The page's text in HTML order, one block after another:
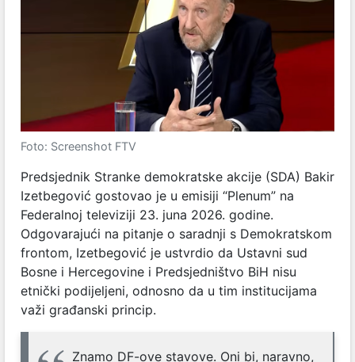
Foto: Screenshot FTV
Predsjednik Stranke demokratske akcije (SDA) Bakir
Izetbegović gostovao je u emisiji “Plenum” na
Federalnoj televiziji 23. juna 2026. godine.
Odgovarajući na pitanje o saradnji s Demokratskom
frontom, Izetbegović je ustvrdio da Ustavni sud
Bosne i Hercegovine i Predsjedništvo BiH nisu
etnički podijeljeni, odnosno da u tim institucijama
važi građanski princip.
Znamo DF-ove stavove. Oni bi, naravno,